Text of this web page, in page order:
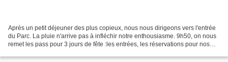
Après un petit déjeuner des plus copieux, nous nous dirigeons vers l'entrée
du Parc. La pluie n'arrive pas à infléchir notre enthousiasme. 9h50, on nous
remet les pass pour 3 jours de fête :les entrées, les réservations pour nos